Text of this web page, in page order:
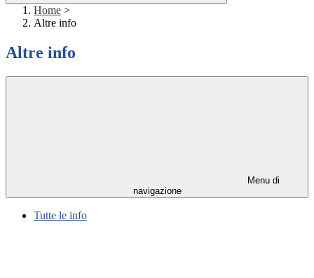
Home >
Altre info
Altre info
Menu di
navigazione
Tutte le info